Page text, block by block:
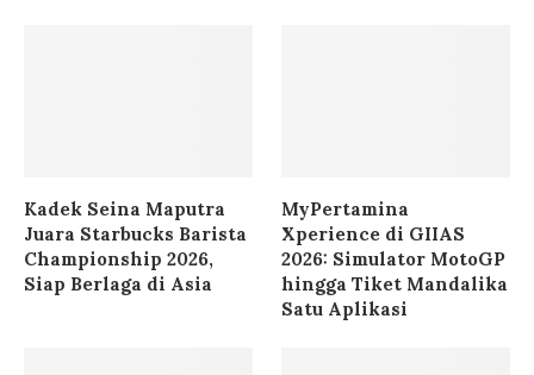
Kadek Seina Maputra
Juara Starbucks Barista
Championship 2026,
Siap Berlaga di Asia
MyPertamina
Xperience di GIIAS
2026: Simulator MotoGP
hingga Tiket Mandalika
Satu Aplikasi